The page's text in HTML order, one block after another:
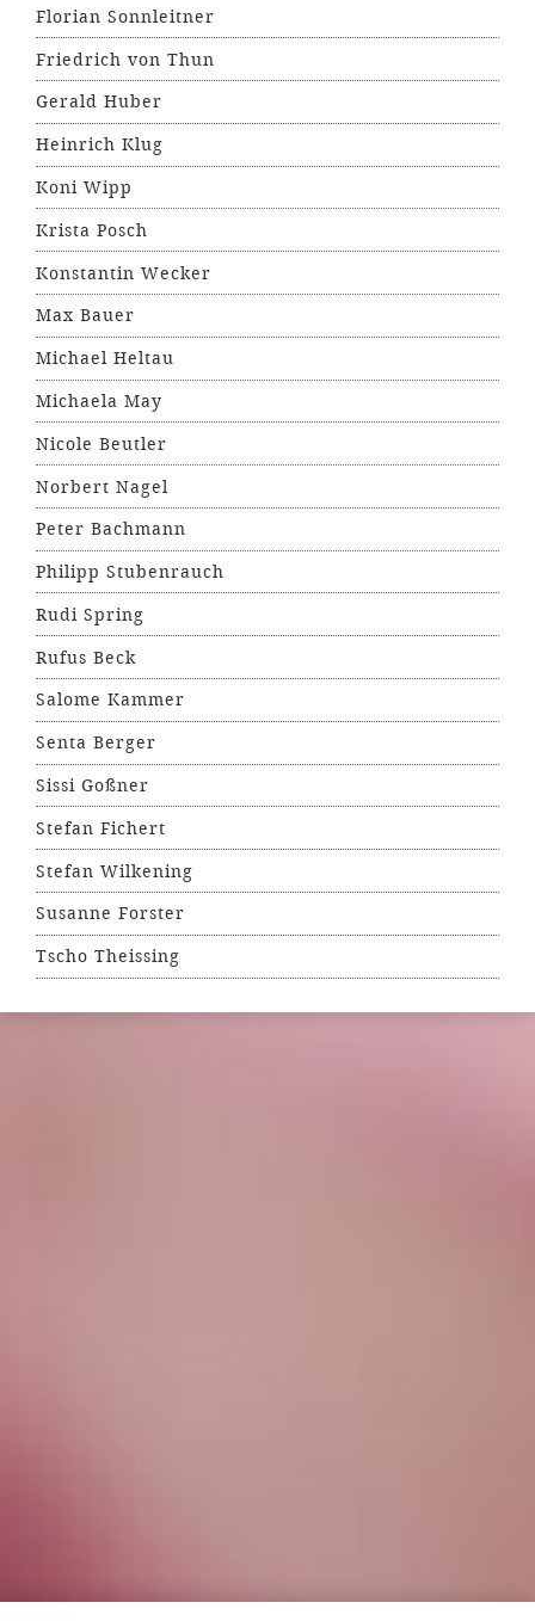
Florian Sonnleitner
Friedrich von Thun
Gerald Huber
Heinrich Klug
Koni Wipp
Krista Posch
Konstantin Wecker
Max Bauer
Michael Heltau
Michaela May
Nicole Beutler
Norbert Nagel
Peter Bachmann
Philipp Stubenrauch
Rudi Spring
Rufus Beck
Salome Kammer
Senta Berger
Sissi Goßner
Stefan Fichert
Stefan Wilkening
Susanne Forster
Tscho Theissing